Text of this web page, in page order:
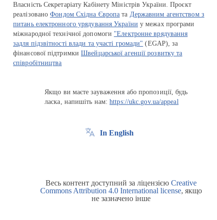
Власність Секретаріату Кабінету Міністрів України. Проєкт
реалізованоФондом Східна Європа та Державним агентством з
питань електронного урядування України у межах програми
міжнародної технічної допомоги "Електронне врядування
задля підзвітності влади та участі громади" (EGAP), за
фінансової підтримкиШвейцарської агенції розвитку та
співробітництва
Якщо ви маєте зауваження або пропозиції, будь
ласка, напишіть нам:https://ukc.gov.ua/appeal
In English
Весь контент доступний за ліцензією Creative
Commons Attribution 4.0 International license, якщо
не зазначено інше